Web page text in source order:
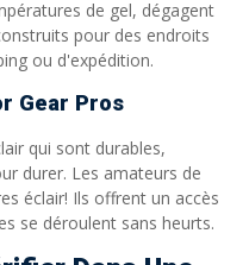
de gel, dégagent
pour des endroits
ou d'expédition.
Gear Pros
qui sont durables,
durer. Les amateurs de
éclair! Ils offrent un accès
se déroulent sans heurts.